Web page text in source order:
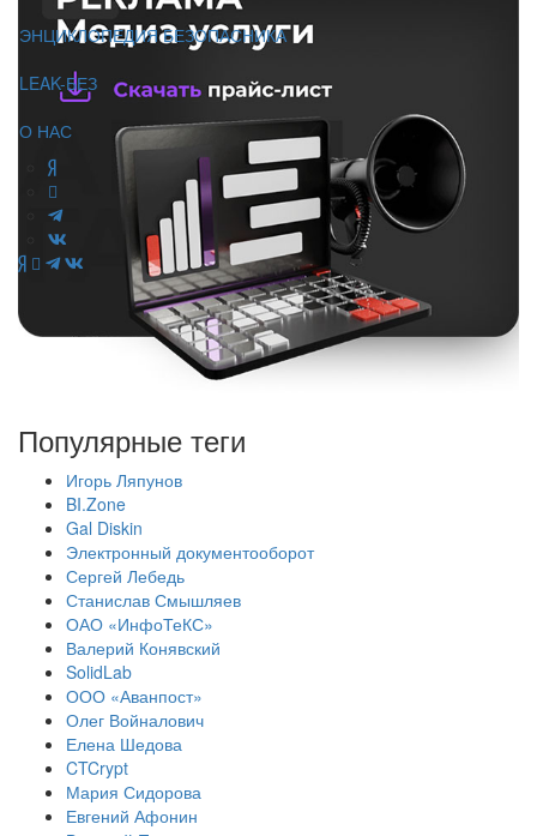
ЭНЦИКЛОПЕДИЯ БЕЗОПАСНИКА
LEAK-БЕЗ
О НАС
Популярные теги
Игорь Ляпунов
BI.Zone
Gal Diskin
Электронный документооборот
Сергей Лебедь
Станислав Смышляев
ОАО «ИнфоТеКС»
Валерий Конявский
SolidLab
ООО «Аванпост»
Олег Войналович
Елена Шедова
CTCrypt
Мария Сидорова
Евгений Афонин